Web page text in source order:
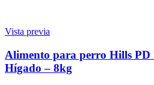
Vista previa
Alimento para perro Hills
Hígado – 8kg